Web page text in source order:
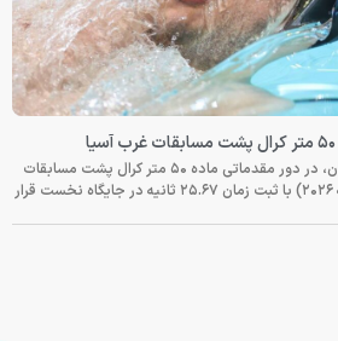
هومر عباسی، شناگر تیم ملی ایران، در دور مقدماتی ماده ۵۰ متر کرال پشت مسابقات